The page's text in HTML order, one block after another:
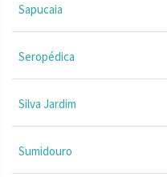
Sapucaia
Seropédica
Silva Jardim
Sumidouro